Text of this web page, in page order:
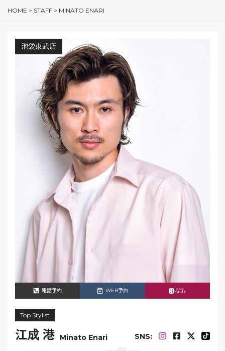
HOME > STAFF > MINATO ENARI
池袋東武店
電話予約 WEB予約
Top Stylist
江成 港 Minato Enari SNS: